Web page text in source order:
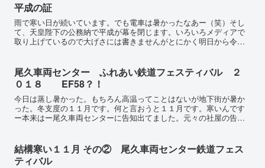
平成の証
雨で寒い日が続いています。でも電車は暑かったなあー（笑）そし
て、天皇陛下の公務納で平成が幕を閉じます。いろいろメディアで
取り上げているので大げさには書きませんがとにかく明日から令和
尾久車両センター ふれあい鉄道フェスティバル ２
０１８ EF58？！
今日は蒸し暑かった。もちろん高温ってことはないが地下街が暑か
った。冬支度の１１月です。何と言おうと１１月です。寒いんです
ー本来はー尾久車両センターに告知出てました。元々の社屋の告知
結構寒い１１月 その② 尾久車両センター鉄道フェス
ティバル